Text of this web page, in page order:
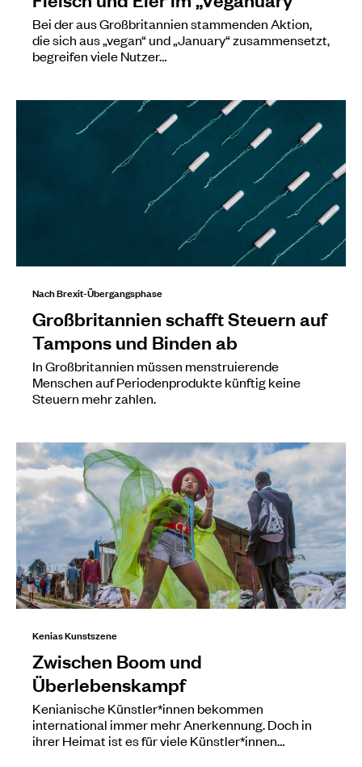
Bei der aus Großbritannien stammenden Aktion,
die sich aus „vegan“ und „January“ zusammensetzt,
begreifen viele Nutzer…
Nach Brexit-Übergangsphase
Großbritannien schafft Steuern auf
Tampons und Binden ab
In Großbritannien müssen menstruierende
Menschen auf Periodenprodukte künftig keine
Steuern mehr zahlen.
Kenias Kunstszene
Zwischen Boom und
Überlebenskampf
Kenianische Künstler*innen bekommen
international immer mehr Anerkennung. Doch in
ihrer Heimat ist es für viele Künstler*innen…